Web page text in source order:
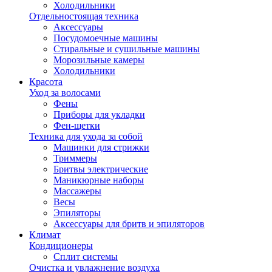
Холодильники
Отдельностоящая техника
Аксессуары
Посудомоечные машины
Стиральные и сушильные машины
Морозильные камеры
Холодильники
Красота
Уход за волосами
Фены
Приборы для укладки
Фен-щетки
Техника для ухода за собой
Машинки для стрижки
Триммеры
Бритвы электрические
Маникюрные наборы
Массажеры
Весы
Эпиляторы
Аксессуары для бритв и эпиляторов
Климат
Кондиционеры
Сплит системы
Очистка и увлажнение воздуха